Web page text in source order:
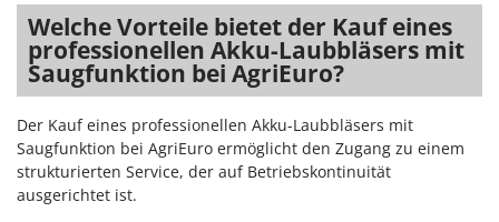
Welche Vorteile bietet der Kauf eines
professionellen Akku-Laubbläsers mit
Saugfunktion bei AgriEuro?
Der Kauf eines professionellen Akku-Laubbläsers mit
Saugfunktion bei AgriEuro ermöglicht den Zugang zu einem
strukturierten Service, der auf Betriebskontinuität
ausgerichtet ist.